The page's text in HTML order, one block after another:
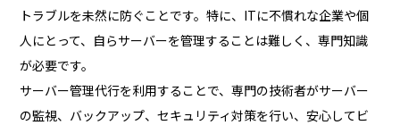
トラブルを未然に防ぐことです。特に、ITに不慣れな企業や個
人にとって、自らサーバーを管理することは難しく、専門知識
が必要です。
サーバー管理代行を利用することで、専門の技術者がサーバー
の監視、バックアップ、セキュリティ対策を行い、安心してビ